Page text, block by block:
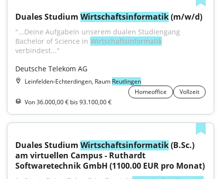
Duales Studium Wirtschaftsinformatik (m/w/d)
"...Deine AufgabeIn unserem dualen Studiengang
Bachelor of Science in Wirtschaftsinformatik
verbindest..."
Deutsche Telekom AG
Leinfelden-Echterdingen, Raum Reutlingen
Homeoffice
Vollzeit
Von 36.000,00 € bis 93.100,00 €
Duales Studium Wirtschaftsinformatik (B.Sc.)
am virtuellen Campus - Ruthardt
Softwaretechnik GmbH (1100.00 EUR pro Monat)